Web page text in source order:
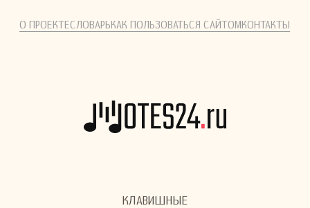
О ПРОЕКТЕСЛОВАРЬКАК ПОЛЬЗОВАТЬСЯ САЙТОМКОНТАКТЫ
КЛАВИШНЫЕ